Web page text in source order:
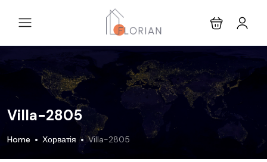
Villa-2805
Home Хорватія Villa-2805